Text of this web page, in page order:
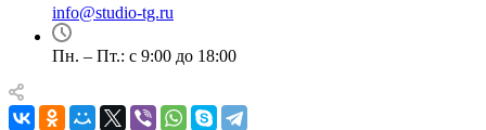
info@studio-tg.ru
Пн. – Пт.: с 9:00 до 18:00